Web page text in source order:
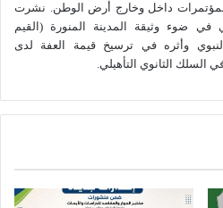
التعليقات
داخل وخارج أرض الوطن. نشرت
في ضوء وثيقة المدينة المنورة (القيم
النبوي وأثره في ترسيخ قيمة العفة لدى
السلك الثانوي التأهيلي.